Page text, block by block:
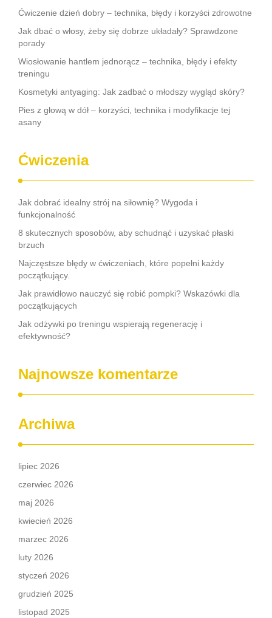
Ćwiczenie dzień dobry – technika, błędy i korzyści zdrowotne
Jak dbać o włosy, żeby się dobrze układały? Sprawdzone
porady
Wiosłowanie hantlem jednorącz – technika, błędy i efekty
treningu
Kosmetyki antyaging: Jak zadbać o młodszy wygląd skóry?
Pies z głową w dół – korzyści, technika i modyfikacje tej
asany
Ćwiczenia
Jak dobrać idealny strój na siłownię? Wygoda i
funkcjonalność
8 skutecznych sposobów, aby schudnąć i uzyskać płaski
brzuch
Najczęstsze błędy w ćwiczeniach, które popełni każdy
początkujący.
Jak prawidłowo nauczyć się robić pompki? Wskazówki dla
początkujących
Jak odżywki po treningu wspierają regenerację i
efektywność?
Najnowsze komentarze
Archiwa
lipiec 2026
czerwiec 2026
maj 2026
kwiecień 2026
marzec 2026
luty 2026
styczeń 2026
grudzień 2025
listopad 2025